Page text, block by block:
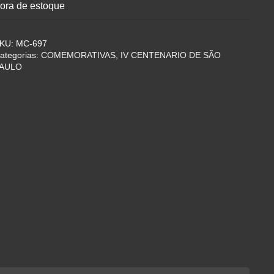
de estoque
MC-697
COMEMORATIVAS, IV CENTENARIO DE SÃO